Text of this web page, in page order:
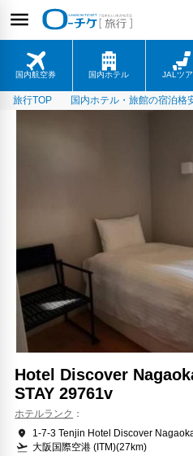
国内航空券 国内ホテル JALツ
旅行TOP 国内ホテル・旅館の宿泊格
Hotel Discover
STAY 29761v
ホテルランク
1-7-3 Tenjin Hotel Discover
大阪国際空港 (ITM)(27km)